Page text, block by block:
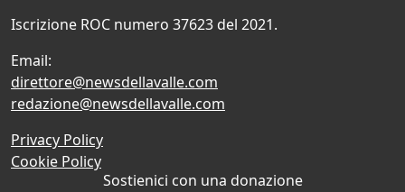
Iscrizione ROC numero 37623 del 2021.
Email:
direttore@newsdellavalle.com
redazione@newsdellavalle.com
Privacy Policy
Cookie Policy
Sostienici con una donazione